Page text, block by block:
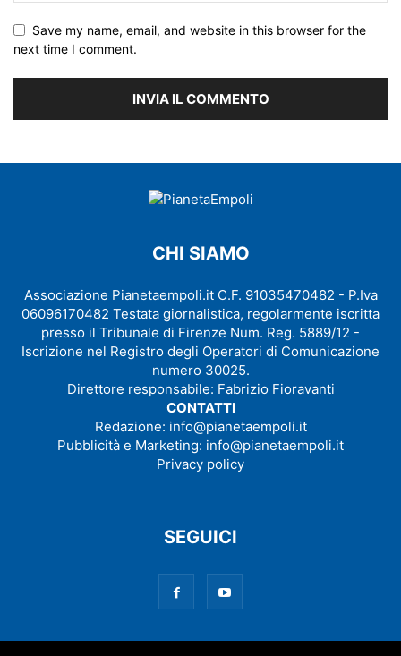
Save my name, email, and website in this browser for the
next time I comment.
CHI SIAMO
Associazione Pianetaempoli.it C.F. 91035470482 - P.Iva
06096170482 Testata giornalistica, regolarmente iscritta
presso il Tribunale di Firenze Num. Reg. 5889/12 -
Iscrizione nel Registro degli Operatori di Comunicazione
numero 30025.
Direttore responsabile: Fabrizio Fioravanti
CONTATTI
Redazione: info@pianetaempoli.it
Pubblicità e Marketing: info@pianetaempoli.it
Privacy policy
SEGUICI